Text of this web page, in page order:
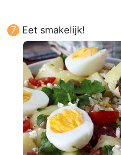
Eet smakelijk!